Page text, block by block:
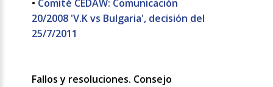
• Comité CEDAW: Comunicación
20/2008 'V.K vs Bulgaria', decisión del
25/7/2011
Fallos y resoluciones. Consejo